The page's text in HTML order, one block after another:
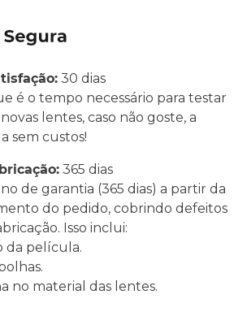
30 dias
é o tempo necessário para testar
lentes, caso não goste, a
sem custos!
365 dias
de garantia (365 dias) a partir da
do pedido, cobrindo defeitos
Isso inclui:
da película.
no material das lentes.